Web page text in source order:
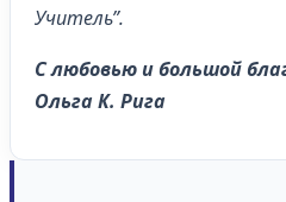
Учитель”.
С любовью и большой
Ольга К. Рига